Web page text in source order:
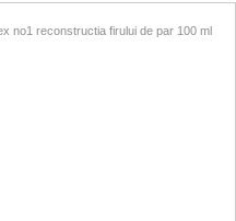
no1 reconstructia firului de par 100 ml